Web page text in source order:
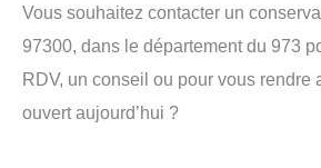
Vous souhaitez contacter un
97300, dans le département du 973
RDV, un conseil ou pour vous rendre
ouvert aujourd’hui ?